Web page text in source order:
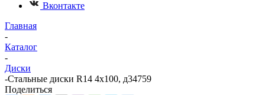
Вконтакте
Главная
-
Каталог
-
Диски
-Стальные диски R14 4x100, д34759
Поделиться